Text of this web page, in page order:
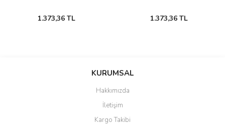
1.373,36 TL 1.373,36 TL
KURUMSAL
Hakkımızda
İletişim
Kargo Takibi